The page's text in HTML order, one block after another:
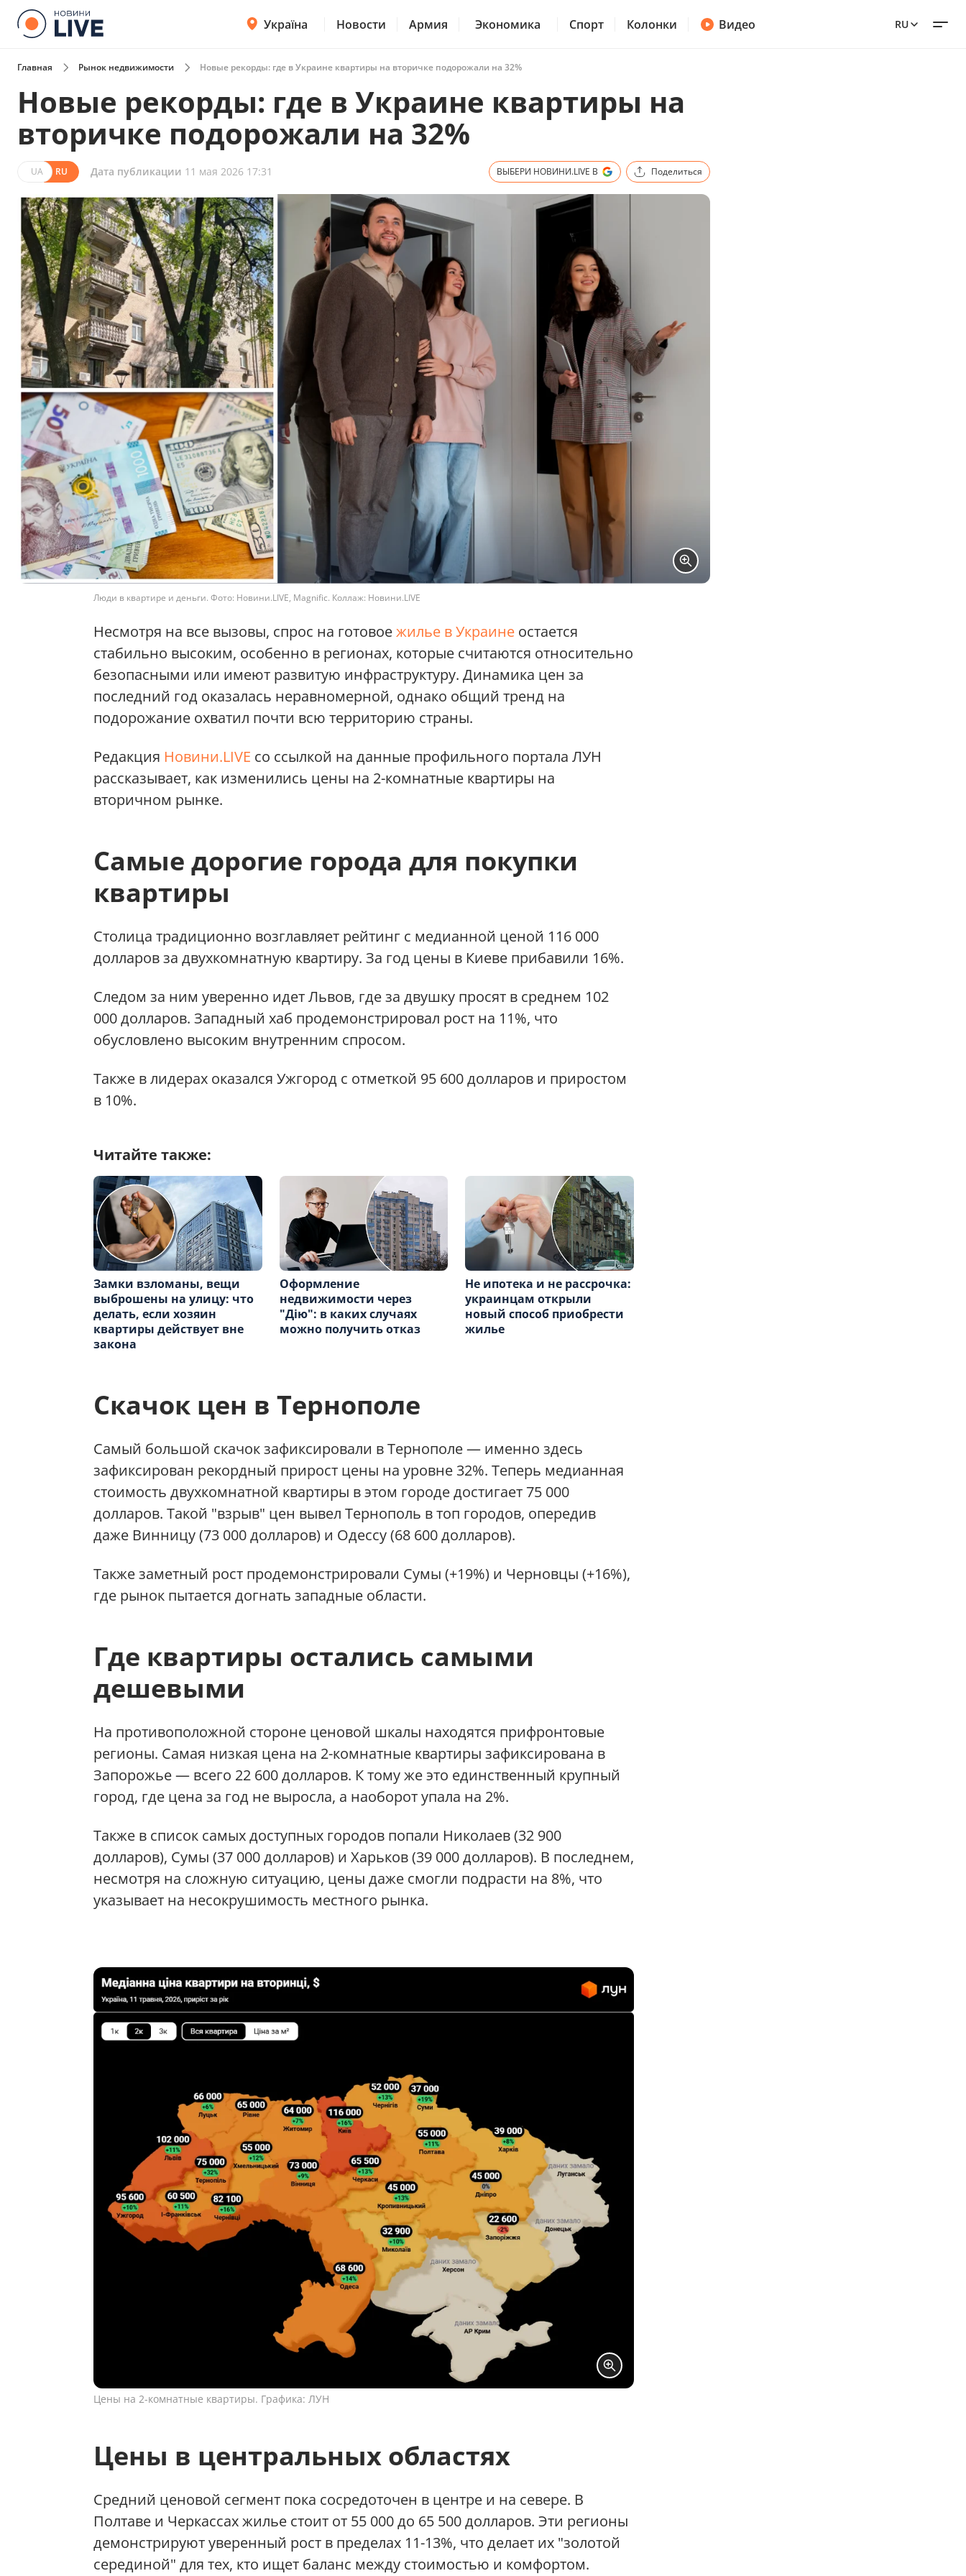
Україна Новости Армия Экономика Спорт Колонки Видео RU
Главная Рынок недвижимости Новые рекорды: где в Украине квартиры на вторичке подорожали на 32%
Новые рекорды: где в Украине квартиры на
вторичке подорожали на 32%
UA RU Дата публикации 11 мая 2026 17:31 ВЫБЕРИ НОВИНИ.LIVE В Поделиться
Люди в квартире и деньги. Фото: Новини.LIVE, Magnific. Коллаж: Новини.LIVE
Несмотря на все вызовы, спрос на готовоежилье в Украине остается
стабильно высоким, особенно в регионах, которые считаются относительно
безопасными или имеют развитую инфраструктуру. Динамика цен за
последний год оказалась неравномерной, однако общий тренд на
подорожание охватил почти всю территорию страны.
Редакция Новини.LIVE со ссылкой на данные профильного портала ЛУН
рассказывает, как изменились цены на 2-комнатные квартиры на
вторичном рынке.
Самые дорогие города для покупки
квартиры
Столица традиционно возглавляет рейтинг с медианной ценой 116 000
долларов за двухкомнатную квартиру. За год цены в Киеве прибавили 16%.
Следом за ним уверенно идет Львов, где за двушку просят в среднем 102
000 долларов. Западный хаб продемонстрировал рост на 11%, что
обусловлено высоким внутренним спросом.
Также в лидерах оказался Ужгород с отметкой 95 600 долларов и приростом
в 10%.
Читайте также:
Замки взломаны, вещи
выброшены на улицу: что
делать, если хозяин
квартиры действует вне
закона
Оформление
недвижимости через
"Дію": в каких случаях
можно получить отказ
Не ипотека и не рассрочка:
украинцам открыли
новый способ приобрести
жилье
Скачок цен в Тернополе
Самый большой скачок зафиксировали в Тернополе — именно здесь
зафиксирован рекордный прирост цены на уровне 32%. Теперь медианная
стоимость двухкомнатной квартиры в этом городе достигает 75 000
долларов. Такой "взрыв" цен вывел Тернополь в топ городов, опередив
даже Винницу (73 000 долларов) и Одессу (68 600 долларов).
Также заметный рост продемонстрировали Сумы (+19%) и Черновцы (+16%),
где рынок пытается догнать западные области.
Где квартиры остались самыми
дешевыми
На противоположной стороне ценовой шкалы находятся прифронтовые
регионы. Самая низкая цена на 2-комнатные квартиры зафиксирована в
Запорожье — всего 22 600 долларов. К тому же это единственный крупный
город, где цена за год не выросла, а наоборот упала на 2%.
Также в список самых доступных городов попали Николаев (32 900
долларов), Сумы (37 000 долларов) и Харьков (39 000 долларов). В последнем,
несмотря на сложную ситуацию, цены даже смогли подрасти на 8%, что
указывает на несокрушимость местного рынка.
Цены на 2-комнатные квартиры. Графика: ЛУН
Цены в центральных областях
Средний ценовой сегмент пока сосредоточен в центре и на севере. В
Полтаве и Черкассах жилье стоит от 55 000 до 65 500 долларов. Эти регионы
демонстрируют уверенный рост в пределах 11-13%, что делает их "золотой
серединой" для тех, кто ищет баланс между стоимостью и комфортом.